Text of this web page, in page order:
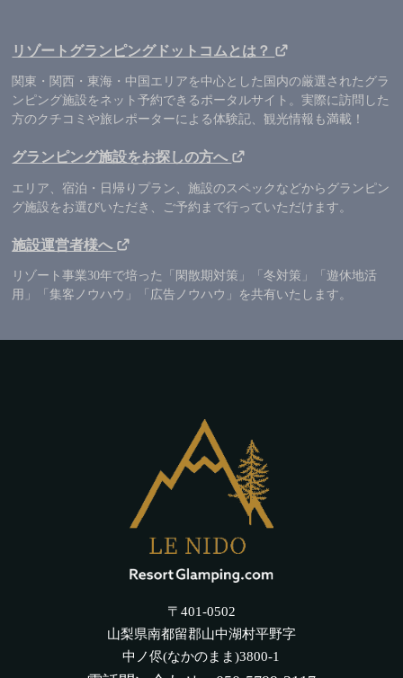
リゾートグランピングドットコムとは？
関東・関西・東海・中国エリアを中心とした国内の厳選されたグラ
ンピング施設をネット予約できるポータルサイト。実際に訪問した
方のクチコミや旅レポーターによる体験記、観光情報も満載！
グランピング施設をお探しの方へ
エリア、宿泊・日帰りプラン、施設のスペックなどからグランピン
グ施設をお選びいただき、ご予約まで行っていただけます。
施設運営者様へ
リゾート事業30年で培った「閑散期対策」「冬対策」「遊休地活
用」「集客ノウハウ」「広告ノウハウ」を共有いたします。
〒401-0502
山梨県南都留郡山中湖村平野字
中ノ侭(なかのまま)3800-1